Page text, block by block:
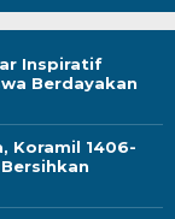
Inspiratif
Berdayakan
Koramil 1406-